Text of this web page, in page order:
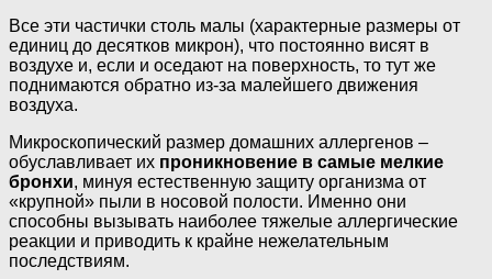
Все эти частички столь малы (характерные размеры от
единиц до десятков микрон), что постоянно висят в
воздухе и, если и оседают на поверхность, то тут же
поднимаются обратно из-за малейшего движения
воздуха.
Микроскопический размер домашних аллергенов –
обуславливает их проникновение в самые мелкие
бронхи, минуя естественную защиту организма от
«крупной» пыли в носовой полости. Именно они
способны вызывать наиболее тяжелые аллергические
реакции и приводить к крайне нежелательным
последствиям.